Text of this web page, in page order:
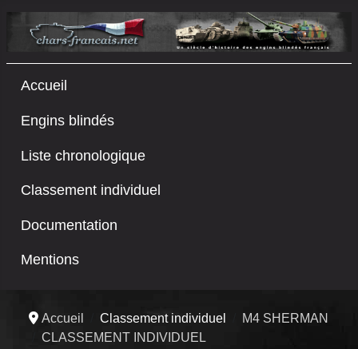
Accueil
Engins blindés
Liste chronologique
Classement individuel
Documentation
Mentions
Accueil Classement individuel
M4 SHERMAN
CLASSEMENT INDIVIDUEL